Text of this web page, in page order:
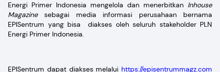
Energi Primer Indonesia mengelola dan menerbitkan Inhouse
Magazinesebagai media informasi perusahaan bernama
EPISentrum yang bisa diakses oleh seluruh stakeholder PLN
Energi Primer Indonesia.
EPISentrum dapat diakses melalui https://episentrummagz.com